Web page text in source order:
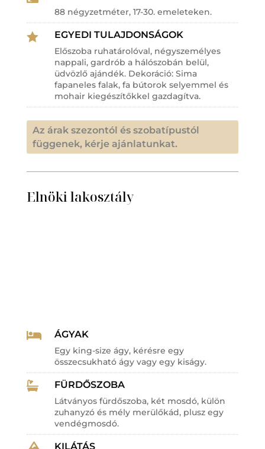
88 négyzetméter, 17-30. emeleteken.
 EGYEDI TULAJDONSÁGOK
Előszoba ruhatárolóval, négyszemélyes
nappali, gardrób a hálószobán belül,
üdvözlő ajándék. Dekoráció: Sima
fapaneles falak, fa bútorok selyemmel és
mohair kiegészítőkkel gazdagítva.
Az árak szezontól és szobatípustól
függenek, kérje ajánlatunkat.
Elnöki lakosztály
 ÁGYAK
Egy king-size ágy, kérésre egy
összecsukható ágy vagy egy kiságy.
 FÜRDŐSZOBA
Látványos fürdőszoba, két mosdó, külön
zuhanyzó és mély merülőkád, plusz egy
vendégmosdó.
KILÁTÁS